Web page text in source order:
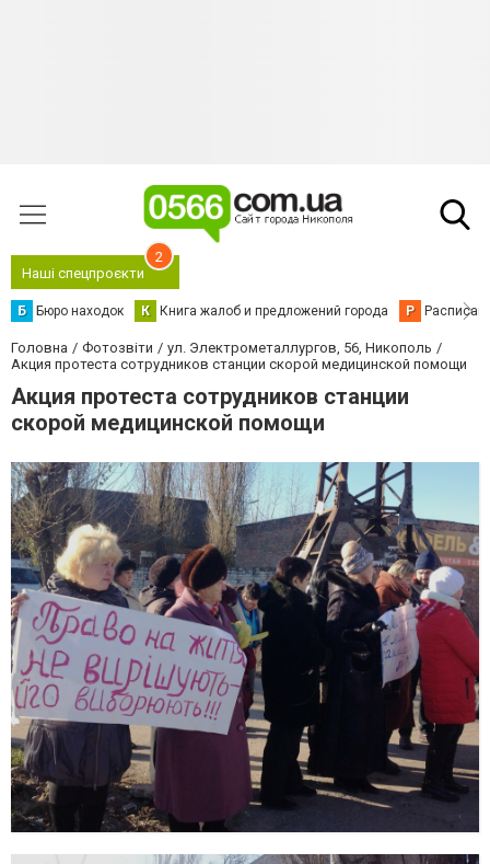
Наші спецпроєкти
2
Б Бюро находок К Книга жалоб и предложений города Р
Головна Фотозвіти
ул. Электрометаллургов, 56, Никополь
Акция протеста сотрудников станции скорой медицинской помощи
Акция протеста сотрудников станции
скорой медицинской помощи